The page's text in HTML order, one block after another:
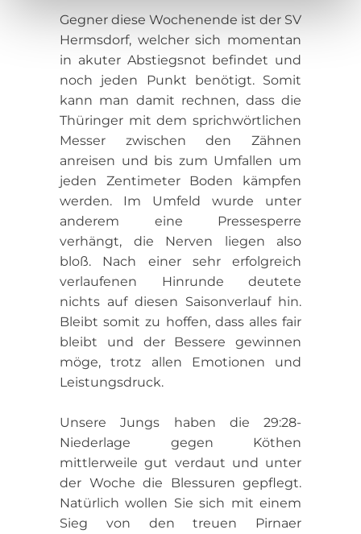
das Risiko, dass US-Behörden personenbezogene Daten
in Überwachungsprogrammen verarbeiten, ohne
bestehende Klagemöglichkeit für Europäer.
Impressum
Gegner diese Wochenende ist der SV
Hermsdorf, welcher sich momentan
in akuter Abstiegsnot befindet und
noch jeden Punkt benötigt. Somit
kann man damit rechnen, dass die
Thüringer mit dem sprichwörtlichen
Messer zwischen den Zähnen
anreisen und bis zum Umfallen um
jeden Zentimeter Boden kämpfen
werden. Im Umfeld wurde unter
anderem eine Pressesperre
verhängt, die Nerven liegen also
bloß. Nach einer sehr erfolgreich
verlaufenen Hinrunde deutete
nichts auf diesen Saisonverlauf hin.
Bleibt somit zu hoffen, dass alles fair
bleibt und der Bessere gewinnen
möge, trotz allen Emotionen und
Leistungsdruck.
Unsere Jungs haben die 29:28-
Niederlage gegen Köthen
mittlerweile gut verdaut und unter
der Woche die Blessuren gepflegt.
Natürlich wollen Sie sich mit einem
Sieg von den treuen Pirnaer